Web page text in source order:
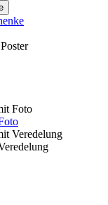
Foto
Veredelung